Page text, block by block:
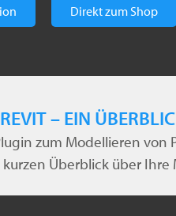
Direkt zum Shop
– EIN
zum Modellieren
Überblick über